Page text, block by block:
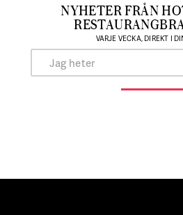
NYHETER FRÅN
VARJE VECKA, DIREKT I